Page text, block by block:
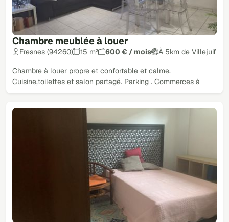
Chambre meublée à louer
Fresnes (94260) 15 m² 600 € / mois À 5km de Villejuif
Chambre à louer propre et confortable et calme.
Cuisine,toilettes et salon partagé. Parking . Commerces à